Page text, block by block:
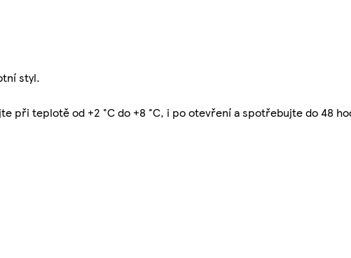
styl.
při teplotě od +2 °C do +8 °C, i po otevření a spotřebujte do 48